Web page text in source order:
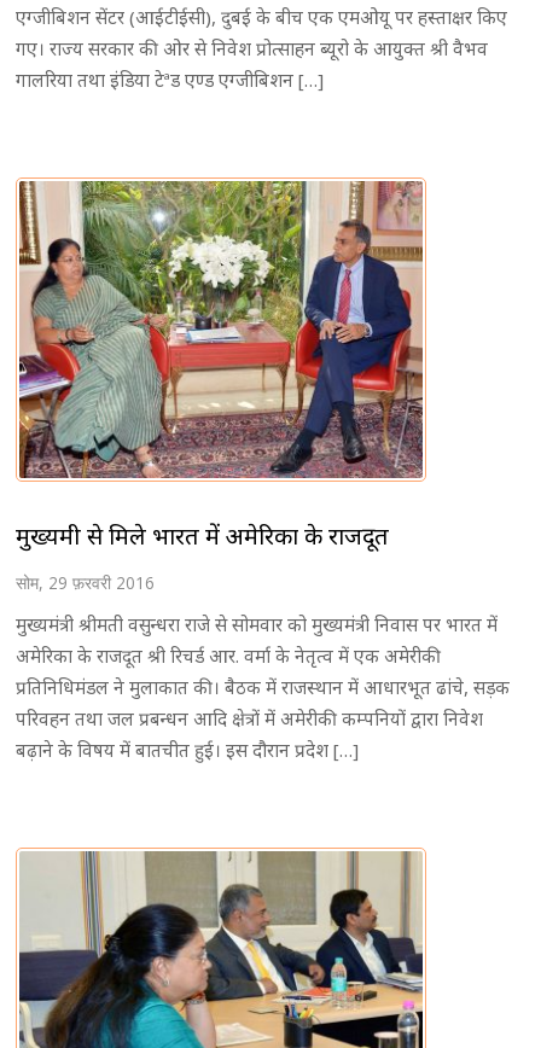
एग्जीबिशन सेंटर (आईटीईसी), दुबई के बीच एक एमओयू पर हस्ताक्षर किए
गए। राज्य सरकार की ओर से निवेश प्रोत्साहन ब्यूरो के आयुक्त श्री वैभव
गालरिया तथा इंडिया टेªड एण्ड एग्जीबिशन […]
मुख्यमंत्री से मिले भारत में अमेरिका के राजदूत
सोम, 29 फ़रवरी 2016
मुख्यमंत्री श्रीमती वसुन्धरा राजे से सोमवार को मुख्यमंत्री निवास पर भारत में
अमेरिका के राजदूत श्री रिचर्ड आर. वर्मा के नेतृत्व में एक अमेरीकी
प्रतिनिधिमंडल ने मुलाकात की। बैठक में राजस्थान में आधारभूत ढांचे, सड़क
परिवहन तथा जल प्रबन्धन आदि क्षेत्रों में अमेरीकी कम्पनियों द्वारा निवेश
बढ़ाने के विषय में बातचीत हुई। इस दौरान प्रदेश […]